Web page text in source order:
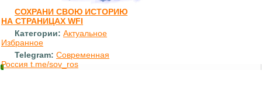
СОХРАНИ СВОЮ ИСТОРИЮ
НА СТРАНИЦАХ WFI
Категории: Актуальное
Избранное
Telegram: Современная
Россия t.me/sov_ros